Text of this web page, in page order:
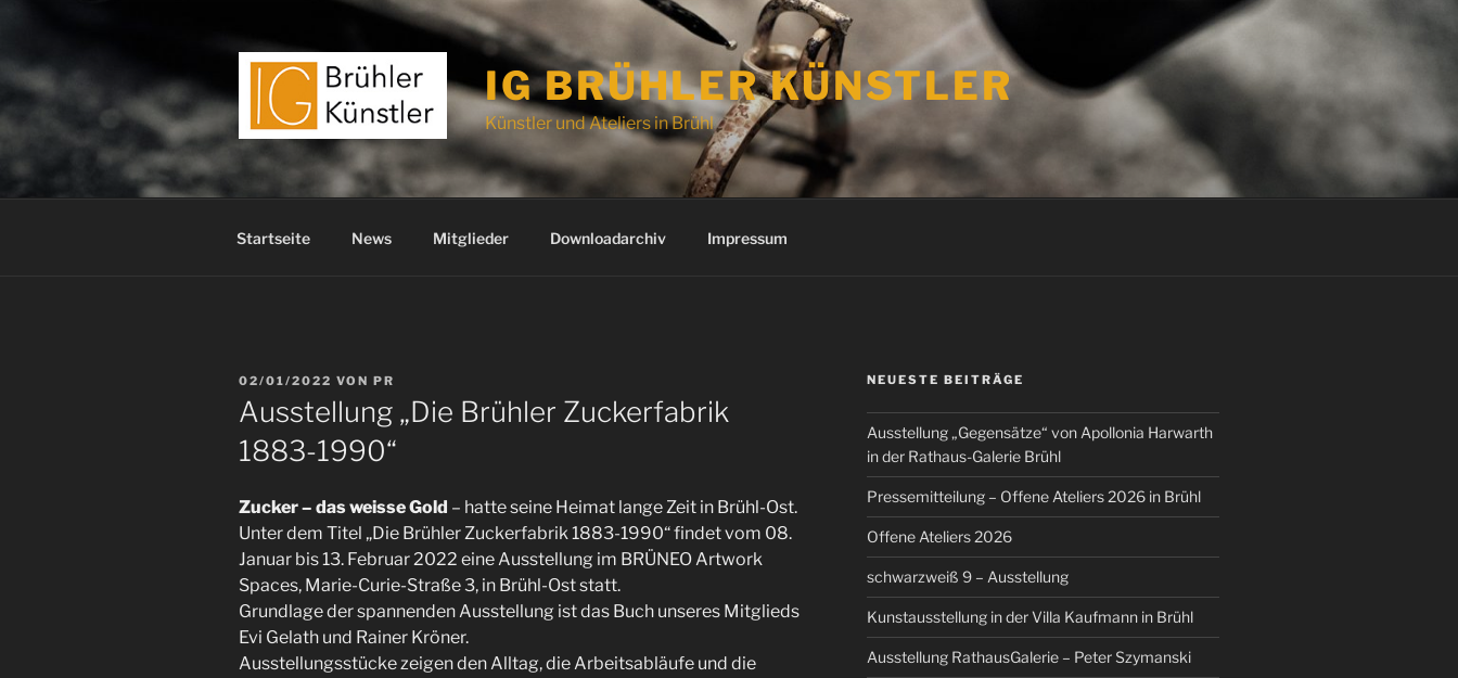
springen
IG BRÜHLER KÜNSTLER
Künstler und Ateliers in Brühl
Startseite News Mitglieder Downloadarchiv Impressum
VERÖFFENTLICHT
AM
02/01/2022 VON PR
Ausstellung „Die Brühler Zuckerfabrik
1883-1990“
Zucker – das weisse Gold – hatte seine Heimat lange Zeit in Brühl-Ost.
Unter dem Titel „Die Brühler Zuckerfabrik 1883-1990“ findet vom 08.
Januar bis 13. Februar 2022 eine Ausstellung im BRÜNEO Artwork
Spaces, Marie-Curie-Straße 3, in Brühl-Ost statt.
Grundlage der spannenden Ausstellung ist das Buch unseres Mitglieds
Evi Gelath und Rainer Kröner.
Ausstellungsstücke zeigen den Alltag, die Arbeitsabläufe und die
NEUESTE BEITRÄGE
Ausstellung „Gegensätze“ von Apollonia Harwarth
in der Rathaus-Galerie Brühl
Pressemitteilung – Offene Ateliers 2026 in Brühl
Offene Ateliers 2026
schwarzweiß 9 – Ausstellung
Kunstausstellung in der Villa Kaufmann in Brühl
Ausstellung RathausGalerie – Peter Szymanski